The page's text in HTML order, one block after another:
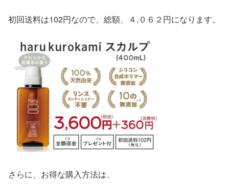
初回送料は102円なので、総額、４,０６２円になります。
さらに、お得な購入方法は、